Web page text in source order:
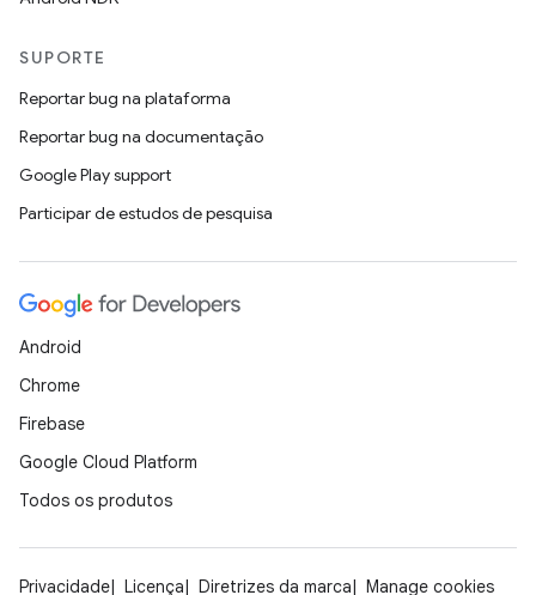
SUPORTE
Reportar bug na plataforma
Reportar bug na documentação
Google Play support
Participar de estudos de pesquisa
Android
Chrome
Firebase
Google Cloud Platform
Todos os produtos
Privacidade Licença Diretrizes da marca Manage cookies